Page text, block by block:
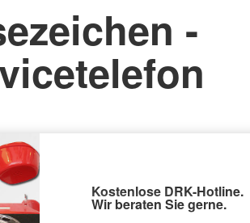
-
Kostenlose DRK-Hotline.
Wir beraten Sie gerne.